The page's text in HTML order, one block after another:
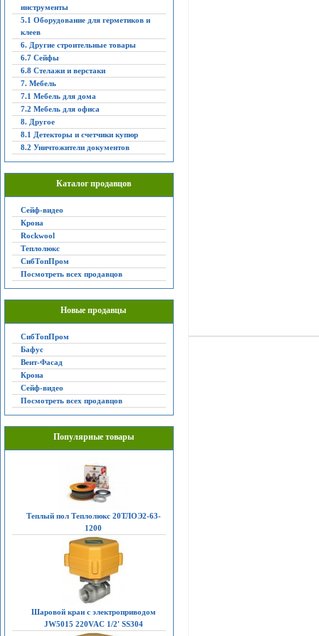
инструменты
5.1 Оборудование для герметиков и
клеев
6. Другие строительные товары
6.7 Сейфы
6.8 Стелажи и верстаки
7. Мебель
7.1 Мебель для дома
7.2 Мебель для офиса
8. Другое
8.1 Детекторы и счетчики купюр
8.2 Уничтожители документов
Каталог продавцов
Сейф-видео
Крона
Rockwool
Теплолюкс
СибТопПром
Посмотреть всех продавцов
Новые продавцы
СибТопПром
Бафус
Вент-Фасад
Крона
Сейф-видео
Посмотреть всех продавцов
Популярные товары
Теплый пол Теплолюкс 20ТЛОЭ2-63-
1200
Шаровой кран с электроприводом
JW5015 220VAC 1/2' SS304